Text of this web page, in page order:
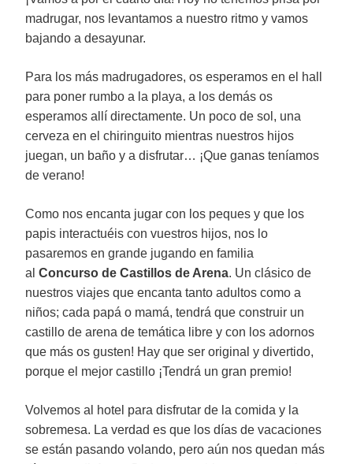
madrugar, nos levantamos a nuestro ritmo y vamos
bajando a desayunar.
Para los más madrugadores, os esperamos en el hall
para poner rumbo a la playa, a los demás os
esperamos allí directamente. Un poco de sol, una
cerveza en el chiringuito mientras nuestros hijos
juegan, un baño y a disfrutar… ¡Que ganas teníamos
de verano!
Como nos encanta jugar con los peques y que los
papis interactuéis con vuestros hijos, nos lo
pasaremos en grande jugando en familia
al Concurso de Castillos de Arena. Un clásico de
nuestros viajes que encanta tanto adultos como a
niños; cada papá o mamá, tendrá que construir un
castillo de arena de temática libre y con los adornos
que más os gusten! Hay que ser original y divertido,
porque el mejor castillo ¡Tendrá un gran premio!
Volvemos al hotel para disfrutar de la comida y la
sobremesa. La verdad es que los días de vacaciones
se están pasando volando, pero aún nos quedan más